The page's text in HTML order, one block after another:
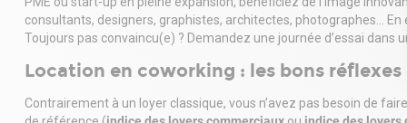
• L'accès à
à travers le
• Une
Wi-Fi
• Des
consultants, designers, graphistes, architectes, photographes…
Toujours pas convaincu(e) ? Demandez une journée d’essai
Location en coworking : les bons réflexes
Contrairement à un loyer classique, vous n’avez pas besoin de